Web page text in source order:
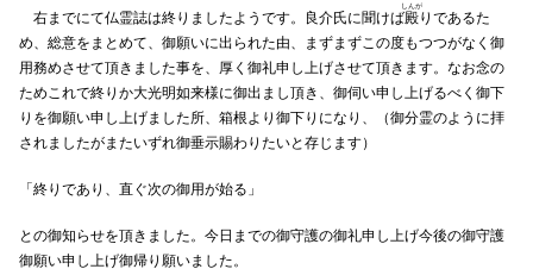
右までにて仏霊誌は終りましたようです。良介氏に聞けば殿
しんが
りであるた
め、総意をまとめて、御願いに出られた由、まずまずこの度もつつがなく御
用務めさせて頂きました事を、厚く御礼申し上げさせて頂きます。なお念の
ためこれで終りか大光明如来様に御出まし頂き、御伺い申し上げるべく御下
りを御願い申し上げました所、箱根より御下りになり、（御分霊のように拝
されましたがまたいずれ御垂示賜わりたいと存じます）
「終りであり、直ぐ次の御用が始る」
との御知らせを頂きました。今日までの御守護の御礼申し上げ今後の御守護
御願い申し上げ御帰り願いました。